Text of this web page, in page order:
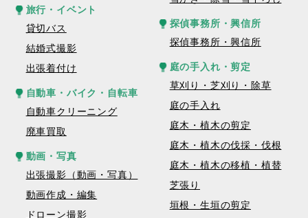
旅行・イベント
貸切バス
結婚式撮影
出張着付け
自動車・バイク・自転車
自動車クリーニング
廃車買取
動画・写真
出張撮影（動画・写真）
動画作成・編集
ドローン撮影
探偵事務所・興信所
探偵事務所・興信所
庭の手入れ・剪定
草刈り・芝刈り・除草
庭の手入れ
庭木・植木の剪定
庭木・植木の伐採・伐根
庭木・植木の移植・植替
芝張り
垣根・生垣の剪定